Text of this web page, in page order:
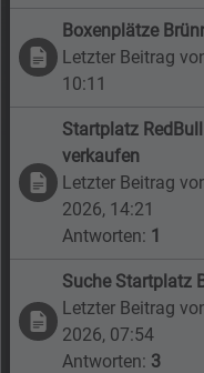
Boxenplätze
Letzter Beitrag
10:11
Startplatz
verkaufen
Letzter Beitrag
2026, 14:21
Antworten: 1
Suche Startplatz
Letzter Beitrag
2026, 07:54
Antworten: 3